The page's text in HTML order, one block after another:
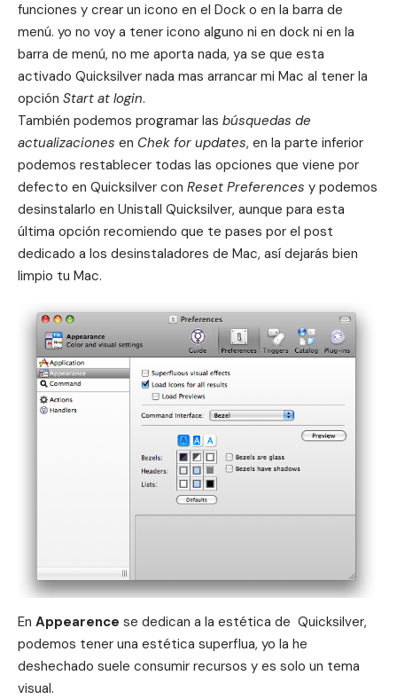
funciones y crear un icono en el Dock o en la barra de
menú. yo no voy a tener icono alguno ni en dock ni en la
barra de menú, no me aporta nada, ya se que esta
activado Quicksilver nada mas arrancar mi Mac al tener la
opción Start at login.
También podemos programar las búsquedas de
actualizaciones en Chek for updates, en la parte inferior
podemos restablecer todas las opciones que viene por
defecto en Quicksilver con Reset Preferences y podemos
desinstalarlo en Unistall Quicksilver, aunque para esta
última opción recomiendo que te pases por el post
dedicado a los desinstaladores de Mac, así dejarás bien
limpio tu Mac.
En Appearence se dedican a la estética de Quicksilver,
podemos tener una estética superflua, yo la he
deshechado suele consumir recursos y es solo un tema
visual.